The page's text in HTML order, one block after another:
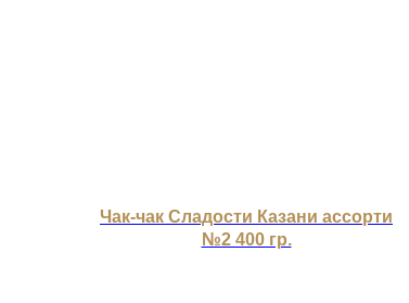
Чак-чак Сладости Казани ассорти
№2 400 гр.